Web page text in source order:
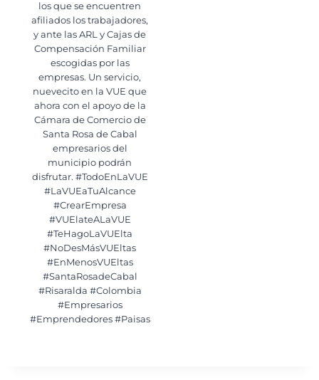
los que se encuentren
afiliados los trabajadores,
y ante las ARL y Cajas de
Compensación Familiar
escogidas por las
empresas. Un servicio,
nuevecito en la VUE que
ahora con el apoyo de la
Cámara de Comercio de
Santa Rosa de Cabal
empresarios del
municipio podrán
disfrutar. #TodoEnLaVUE
#LaVUEaTuAlcance
#CrearEmpresa
#VUElateALaVUE
#TeHagoLaVUElta
#NoDesMásVUEltas
#EnMenosVUEltas
#SantaRosadeCabal
#Risaralda #Colombia
#Empresarios
#Emprendedores #Paisas